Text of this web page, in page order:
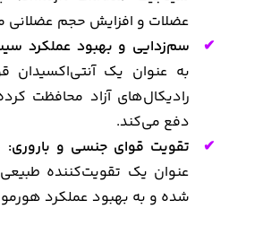
عضلات و افزایش حجم
سم‌زدایی و بهبود عملکرد
به عنوان یک آنتی‌اکسیدان
رادیکال‌های آزاد محافظت
دفع می‌کند.
تقویت قوای جنسی و باروری:
عنوان یک تقویت‌کننده
شده و به بهبود عملکرد